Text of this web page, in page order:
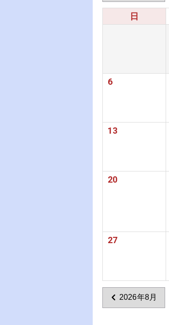
日
6
13
20
27
2026年8月